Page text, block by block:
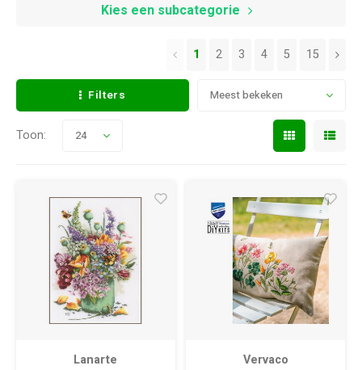
Kies een subcategorie
Filters Meest bekeken
1 2 3 4 5 15
Toon: 24
Lanarte Vervaco